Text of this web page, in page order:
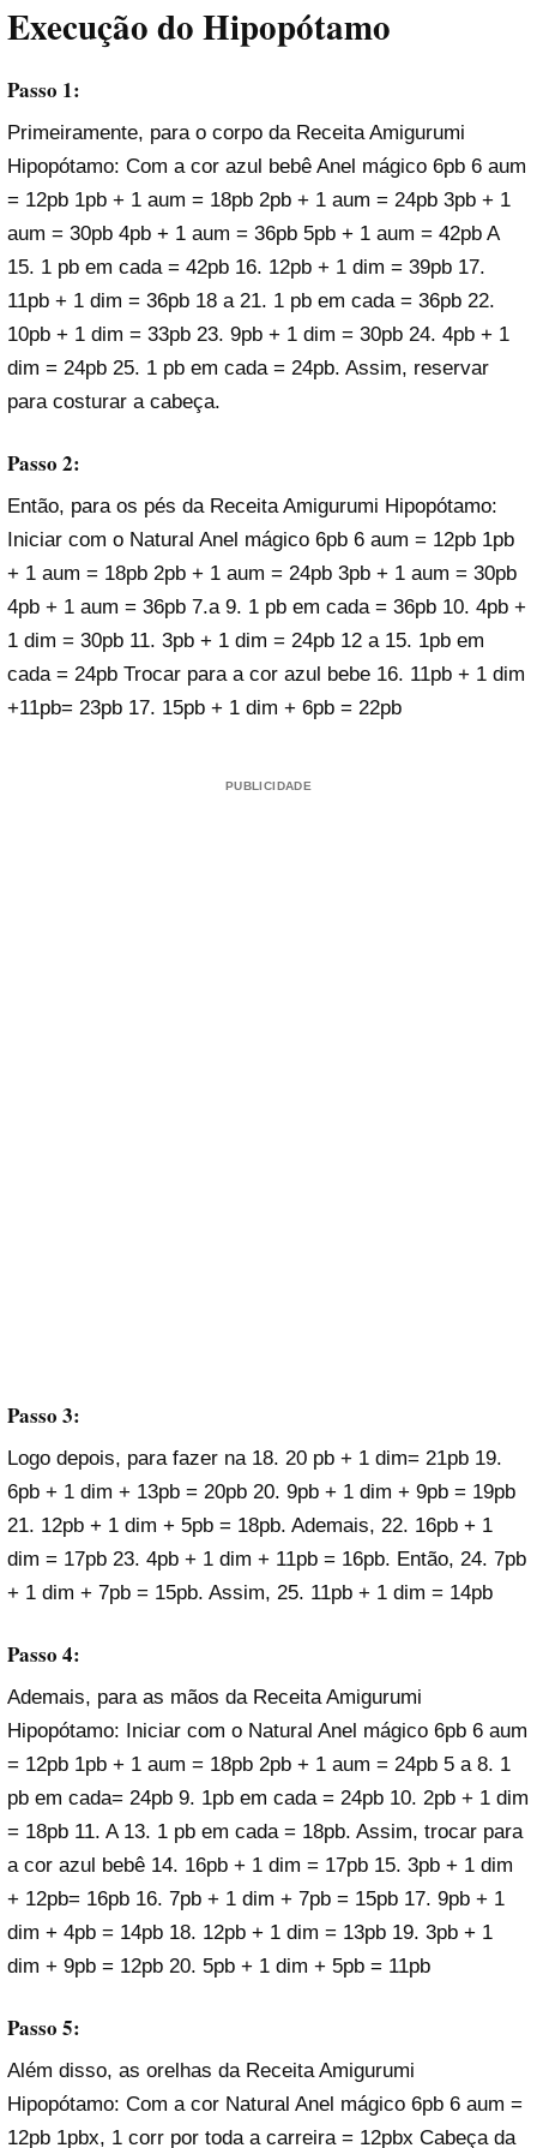
Execução do Hipopótamo
Passo 1:
Primeiramente, para o corpo da Receita Amigurumi
Hipopótamo: Com a cor azul bebê Anel mágico 6pb 6 aum
= 12pb 1pb + 1 aum = 18pb 2pb + 1 aum = 24pb 3pb + 1
aum = 30pb 4pb + 1 aum = 36pb 5pb + 1 aum = 42pb A
15. 1 pb em cada = 42pb 16. 12pb + 1 dim = 39pb 17.
11pb + 1 dim = 36pb 18 a 21. 1 pb em cada = 36pb 22.
10pb + 1 dim = 33pb 23. 9pb + 1 dim = 30pb 24. 4pb + 1
dim = 24pb 25. 1 pb em cada = 24pb. Assim, reservar
para costurar a cabeça.
Passo 2:
Então, para os pés da Receita Amigurumi Hipopótamo:
Iniciar com o Natural Anel mágico 6pb 6 aum = 12pb 1pb
+ 1 aum = 18pb 2pb + 1 aum = 24pb 3pb + 1 aum = 30pb
4pb + 1 aum = 36pb 7.a 9. 1 pb em cada = 36pb 10. 4pb +
1 dim = 30pb 11. 3pb + 1 dim = 24pb 12 a 15. 1pb em
cada = 24pb Trocar para a cor azul bebe 16. 11pb + 1 dim
+11pb= 23pb 17. 15pb + 1 dim + 6pb = 22pb
PUBLICIDADE
Passo 3:
Logo depois, para fazer na 18. 20 pb + 1 dim= 21pb 19.
6pb + 1 dim + 13pb = 20pb 20. 9pb + 1 dim + 9pb = 19pb
21. 12pb + 1 dim + 5pb = 18pb. Ademais, 22. 16pb + 1
dim = 17pb 23. 4pb + 1 dim + 11pb = 16pb. Então, 24. 7pb
+ 1 dim + 7pb = 15pb. Assim, 25. 11pb + 1 dim = 14pb
Passo 4:
Ademais, para as mãos da Receita Amigurumi
Hipopótamo: Iniciar com o Natural Anel mágico 6pb 6 aum
= 12pb 1pb + 1 aum = 18pb 2pb + 1 aum = 24pb 5 a 8. 1
pb em cada= 24pb 9. 1pb em cada = 24pb 10. 2pb + 1 dim
= 18pb 11. A 13. 1 pb em cada = 18pb. Assim, trocar para
a cor azul bebê 14. 16pb + 1 dim = 17pb 15. 3pb + 1 dim
+ 12pb= 16pb 16. 7pb + 1 dim + 7pb = 15pb 17. 9pb + 1
dim + 4pb = 14pb 18. 12pb + 1 dim = 13pb 19. 3pb + 1
dim + 9pb = 12pb 20. 5pb + 1 dim + 5pb = 11pb
Passo 5:
Além disso, as orelhas da Receita Amigurumi
Hipopótamo: Com a cor Natural Anel mágico 6pb 6 aum =
12pb 1pbx, 1 corr por toda a carreira = 12pbx Cabeça da